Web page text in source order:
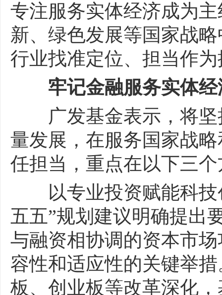
专注服务实体经济成为
新、绿色发展等国家战
行业找准定位、担当作
牢记金融服务实体
广发基金表示，将坚
量发展，在服务国家战
任担当，重点在以下三
以专业投资赋能科技
五五”规划建议明确提出
与融资相协调的资本市
容性和适应性的关键举
板、创业板等改革深化